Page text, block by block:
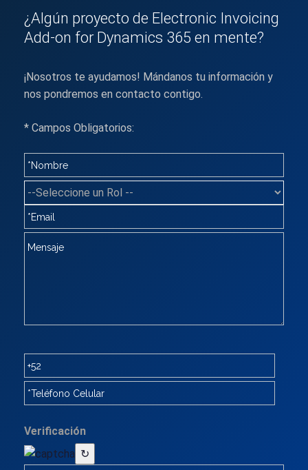
¿Algún proyecto de Electronic Invoicing
Add-on for Dynamics 365 en mente?
¡Nosotros te ayudamos! Mándanos tu información y
nos pondremos en contacto contigo.
* Campos Obligatorios:
Verificación
↻